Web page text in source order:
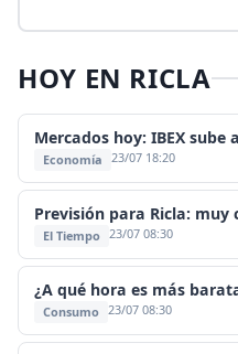
HOY EN RICLA
Mercados hoy: IBEX sube
Economía 23/07 18:20
Previsión para Ricla: muy
El Tiempo 23/07 08:30
¿A qué hora es más
Consumo 23/07 08:30